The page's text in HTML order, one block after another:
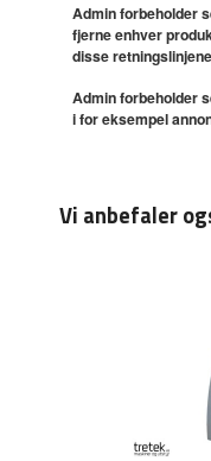
Admin forbeholder
fjerne enhver
disse
Admin forbeholder
i for eksempel
Vi anbefaler